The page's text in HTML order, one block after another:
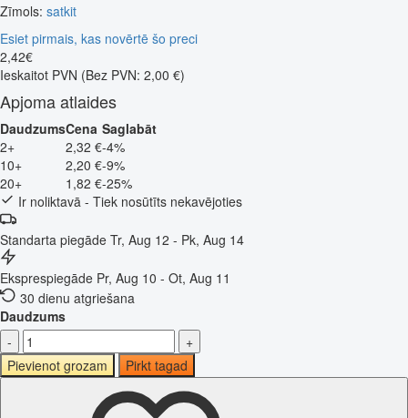
Zīmols: satkit
Esiet pirmais, kas novērtē šo preci
2,42€
Ieskaitot PVN (Bez PVN: 2,00 €)
Apjoma atlaides
DaudzumsCena Saglabāt
2+
2,32 €-4%
10+
2,20 €-9%
20+
1,82 €-25%
Ir noliktavā - Tiek nosūtīts nekavējoties
Standarta piegāde Tr, Aug 12 - Pk, Aug 14
Eksprespiegāde Pr, Aug 10 - Ot, Aug 11
30 dienu atgriešana
Daudzums
-
+
Pievienot grozam
Pirkt tagad